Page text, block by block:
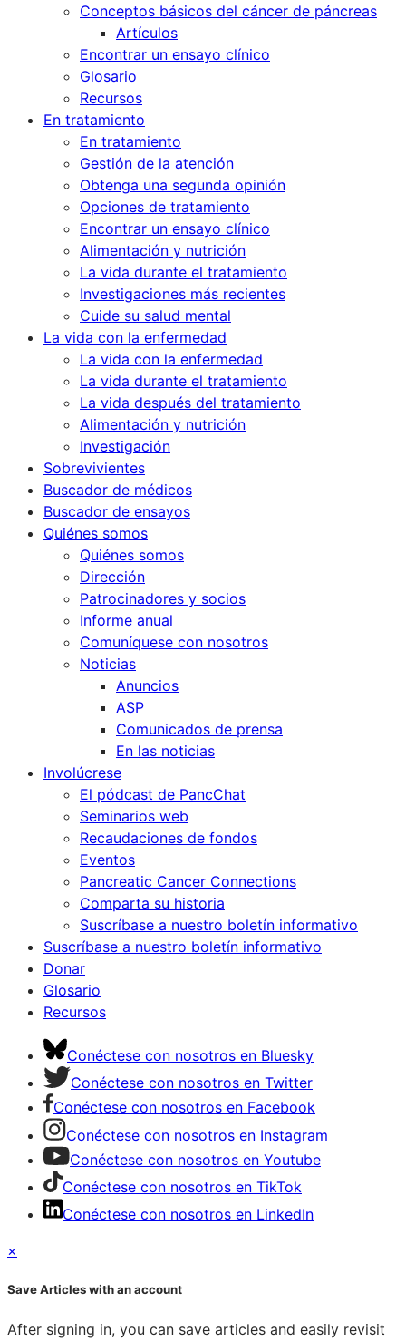
Conceptos básicos del cáncer de páncreas
Artículos
Encontrar un ensayo clínico
Glosario
Recursos
En tratamiento
En tratamiento
Gestión de la atención
Obtenga una segunda opinión
Opciones de tratamiento
Encontrar un ensayo clínico
Alimentación y nutrición
La vida durante el tratamiento
Investigaciones más recientes
Cuide su salud mental
La vida con la enfermedad
La vida con la enfermedad
La vida durante el tratamiento
La vida después del tratamiento
Alimentación y nutrición
Investigación
Sobrevivientes
Buscador de médicos
Buscador de ensayos
Quiénes somos
Quiénes somos
Dirección
Patrocinadores y socios
Informe anual
Comuníquese con nosotros
Noticias
Anuncios
ASP
Comunicados de prensa
En las noticias
Involúcrese
El pódcast de PancChat
Seminarios web
Recaudaciones de fondos
Eventos
Pancreatic Cancer Connections
Comparta su historia
Suscríbase a nuestro boletín informativo
Suscríbase a nuestro boletín informativo
Donar
Glosario
Recursos
Conéctese con nosotros en Bluesky
Conéctese con nosotros en Twitter
Conéctese con nosotros en Facebook
Conéctese con nosotros en Instagram
Conéctese con nosotros en Youtube
Conéctese con nosotros en TikTok
Conéctese con nosotros en LinkedIn
×
Save Articles with an account
After signing in, you can save articles and easily revisit